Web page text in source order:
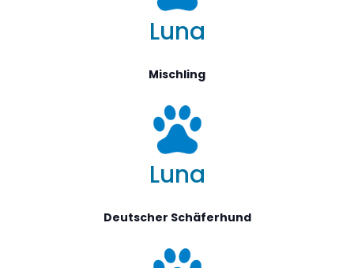
Luna
Mischling
Luna
Deutscher Schäferhund